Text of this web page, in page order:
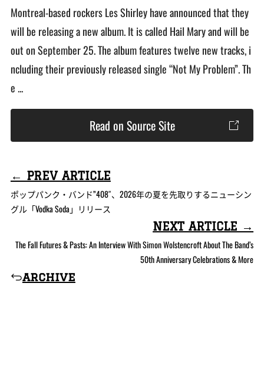
Montreal-based rockers Les Shirley have announced that they
will be releasing a new album. It is called Hail Mary and will be
out on September 25. The album features twelve new tracks, i
ncluding their previously released single “Not My Problem”. Th
e ...
Read on Source Site
← PREV ARTICLE
ポップパンク・バンド”408″、2026年の夏を先取りするニューシン
グル「Vodka Soda」リリース
archive
NEXT ARTICLE →
The Fall Futures & Pasts: An Interview With Simon Wolstencroft About The Band’s
50th Anniversary Celebrations & More